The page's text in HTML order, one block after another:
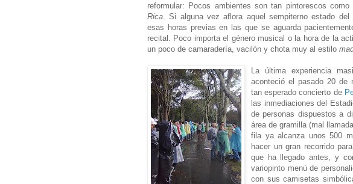
reformular: Pocos ambientes son tan pintorescos
Rica . Si alguna vez aflora aquel sempiterno estado del
esas horas previas en las que se aguarda
recital. Poco importa el género musical o la hora de la
un poco de camaradería, vacilón y chota muy al estilo
La última experiencia
aconteció el pasado 20 de
tan esperado concierto de
las inmediaciones del
de personas dispuestos a
área de gramilla (mal
fila ya alcanza unos 500
hacer un gran recorrido
que ha llegado antes, y
variopinto menú de
con sus camisetas